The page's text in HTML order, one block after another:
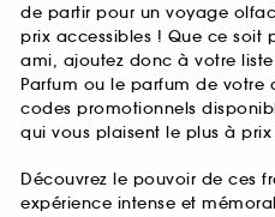
de partir pour un voyage
prix accessibles ! Que ce soit
ami, ajoutez donc à votre
Parfum ou le parfum de votre
codes promotionnels
qui vous plaisent le plus à prix
Découvrez le pouvoir de ces
expérience intense et